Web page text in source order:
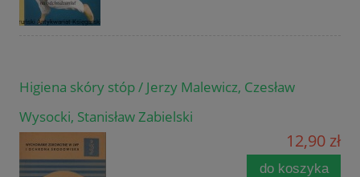
Higiena skóry stóp / Jerzy Malewicz, Czesław
Wysocki, Stanisław Zabielski
12,90 zł
do koszyka